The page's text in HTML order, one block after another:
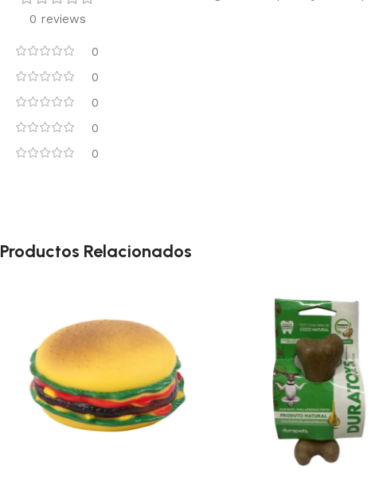
0 reviews
0
0
0
0
0
Productos Relacionados